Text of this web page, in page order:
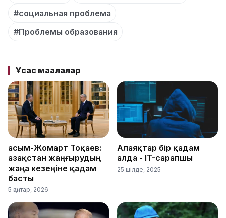
#социальная проблема
#Проблемы образования
Ұқсас мақалалар
Қасым-Жомарт Тоқаев:
Қазақстан жаңғырудың
жаңа кезеңіне қадам
басты
5 қаңтар, 2026
Алаяқтар бір қадам
алда - IT-сарапшы
25 шілде, 2025